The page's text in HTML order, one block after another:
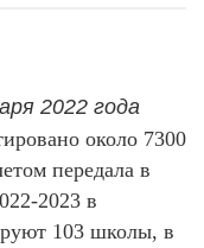
2022 года
около 7300
передала в
2023 в
103 школы, в